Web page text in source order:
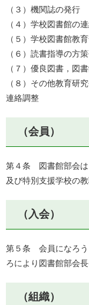
（３）機関誌の発行
（４）学校図書館の
（５）学校図書館教
（６）読書指導の方
（７）優良図書，図
（８）その他教育研
連絡調整
（会員）
第４条 図書館部会は
及び特別支援学校の教
（入会）
第５条 会員になろう
ろにより図書館部会
（組織）